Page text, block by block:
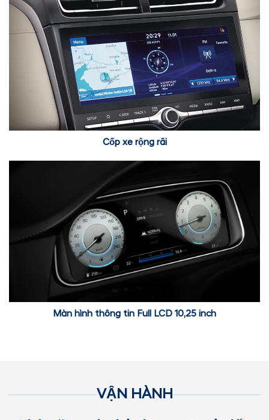
Cốp xe rộng rãi
Màn hình thông tin Full LCD 10,25 inch
VẬN HÀNH